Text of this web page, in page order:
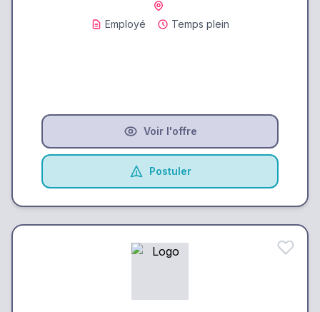
Employé Temps plein
Voir l'offre
Postuler